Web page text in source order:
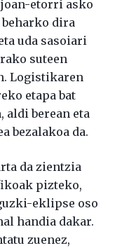
etorri asko
dira
uda sasoiari
suteen
Logistikaren
etapa bat
aldi berean eta
bezalakoa da.
da zientzia
pizteko,
eklipse oso
handia dakar.
zuenez,